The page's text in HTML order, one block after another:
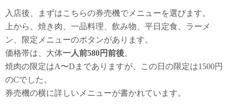
入店後、まずはこちらの券売機でメニューを選びます。
上から、焼き肉、一品料理、飲み物、平日定食、ラーメ
ン、限定メニューのボタンがあります。
価格帯は、大体一人前580円前後。
焼肉の限定はA〜Dまでありますが、この日の限定は1500円
のCでした。
券売機の横に詳しいメニューが書かれています。